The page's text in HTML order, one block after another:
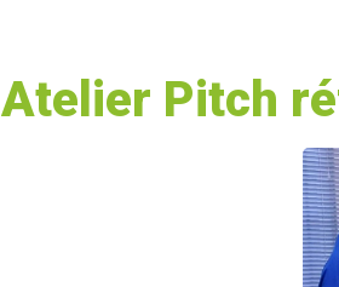
Atelier Pitch